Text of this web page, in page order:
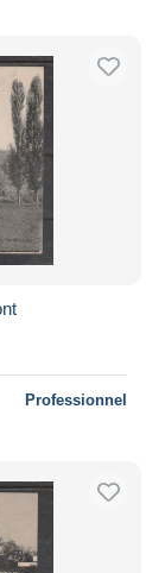
Professionnel